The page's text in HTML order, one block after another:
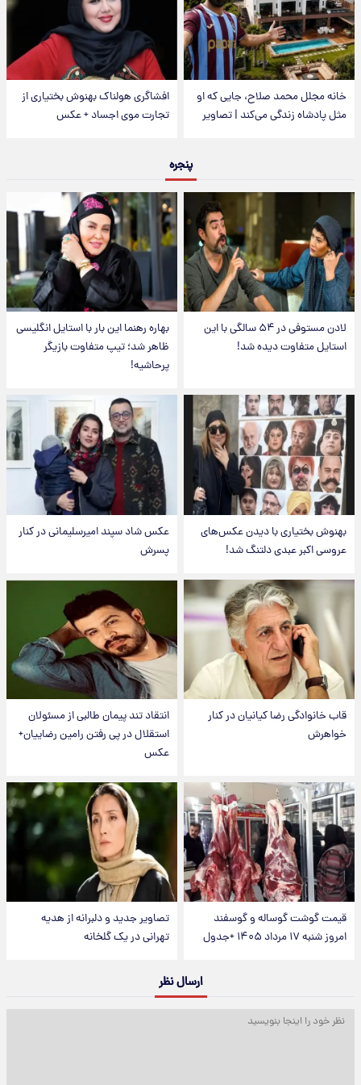
خانه مجلل محمد صلاح، جایی که او
مثل پادشاه زندگی می‌کند | تصاویر
افشاگری هولناک بهنوش بختیاری از
تجارت موی اجساد + عکس
پنجره
لادن مستوفی در ۵۴ سالگی با این
استایل متفاوت دیده شد!
بهاره رهنما این بار با استایل انگلیسی
ظاهر شد؛ تیپ متفاوت بازیگر
پرحاشیه!
بهنوش بختیاری با دیدن عکس‌های
عروسی اکبر عبدی دلتنگ شد!
عکس شاد سپند امیرسلیمانی در کنار
پسرش
قاب خانوادگی رضا کیانیان در کنار
خواهرش
انتقاد تند پیمان طالبی از مسئولان
استقلال در پی رفتن رامین رضاییان+
عکس
قیمت گوشت گوساله و گوسفند
امروز شنبه ۱۷ مرداد ۱۴۰۵ +جدول
تصاویر جدید و دلبرانه از هدیه
تهرانی در یک گلخانه
ارسال نظر